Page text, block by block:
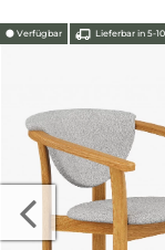
⬤ Verfügbar Lieferbar in 5-